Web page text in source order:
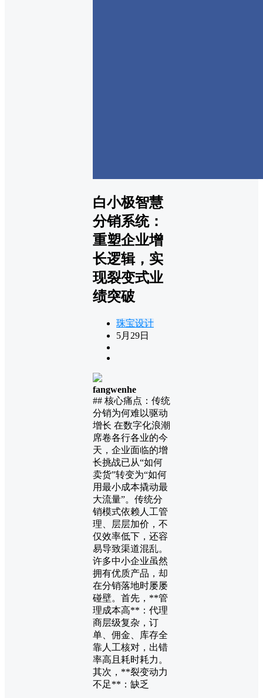
白小极智慧
分销系统：
重塑企业增
长逻辑，实
现裂变式业
绩突破
珠宝设计
5月29日
fangwenhe
## 核心痛点：传统
分销为何难以驱动
增长 在数字化浪潮
席卷各行各业的今
天，企业面临的增
长挑战已从“如何
卖货”转变为“如何
用最小成本撬动最
大流量”。传统分
销模式依赖人工管
理、层层加价，不
仅效率低下，还容
易导致渠道混乱。
许多中小企业虽然
拥有优质产品，却
在分销落地时屡屡
碰壁。首先，**管
理成本高**：代理
商层级复杂，订
单、佣金、库存全
靠人工核对，出错
率高且耗时耗力。
其次，**裂变动力
不足**：缺乏